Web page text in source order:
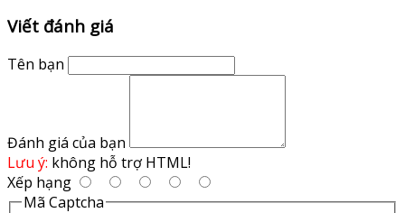
Viết đánh giá
Tên bạn
Đánh giá của bạn
Lưu ý: không hỗ trợ HTML!
Xếp hạng
Mã Captcha